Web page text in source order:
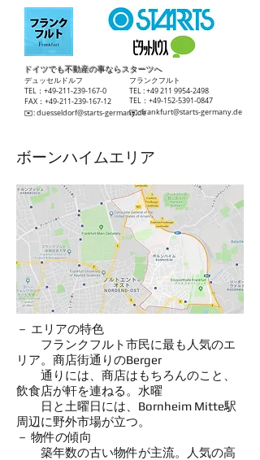
ドイツでも不動産の事ならスターツへ
​フランクフルト
TEL :+49 211 9954-2498
TEL：+49-152-5391-0847
​✉️:frankfurt@starts-germany.de
​デュッセルドルフ
TEL：+49-211-239-167-0
FAX：+49-211-239-167-12
​✉️:duesseldorf@starts-germany.de
ボーンハイムエリア
－ エリアの特色
フランクフルト市民に最も人気のエ
リア。商店街通りのBerger
通りには、商店はもちろんのこと、
飲食店が軒を連ねる。水曜
日と土曜日には、Bornheim Mitte駅
周辺に野外市場が立つ。
－ 物件の傾向
築年数の古い物件が主流。人気の高